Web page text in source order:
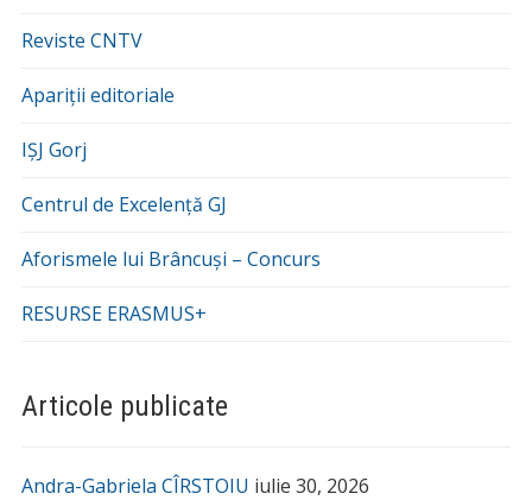
Reviste CNTV
Apariții editoriale
IȘJ Gorj
Centrul de Excelență GJ
Aforismele lui Brâncuși – Concurs
RESURSE ERASMUS+
Articole publicate
Andra-Gabriela CÎRSTOIU iulie 30, 2026